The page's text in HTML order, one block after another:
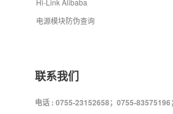
Hi-Link Alibaba
电源模块防伪查询
联系我们
电话 : 0755-23152658；0755-83575196